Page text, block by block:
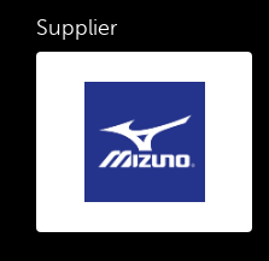
Supplier